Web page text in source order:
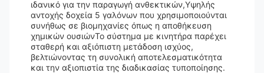
ιδανικό για την παραγωγή ανθεκτικών,Υψηλής
αντοχής δοχεία 5 γαλόνων που χρησιμοποιούνται
συνήθως σε βιομηχανίες όπως η αποθήκευση
χημικών ουσιώνΤο σύστημα με κινητήρα παρέχει
σταθερή και αξιόπιστη μετάδοση ισχύος,
βελτιώνοντας τη συνολική αποτελεσματικότητα
και την αξιοπιστία της διαδικασίας τυποποίησης.